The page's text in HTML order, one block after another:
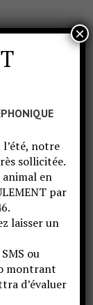
notre
sollicitée.
en
par
laisser un
ou
montrant
d’évaluer
×